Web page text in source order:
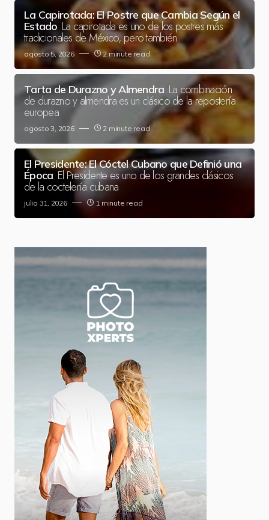
La Capirotada: El Postre que Cambia Según el
Estado La capirotada es uno de los postres más
tradicionales de México, pero también
agosto 5, 2026 2 minute read
Tarta de Durazno y Almendra La combinación
de durazno y almendra es un clásico de la repostería
europea
agosto 3, 2026 2 minute read
El Presidente: El Cóctel Cubano que Definió una
Época El Presidente es uno de los grandes clásicos
de la coctelería cubana
julio 31, 2026 1 minute read